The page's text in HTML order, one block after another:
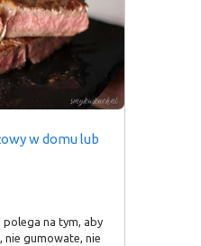
w domu lub
polega na tym, aby
nie gumowate, nie